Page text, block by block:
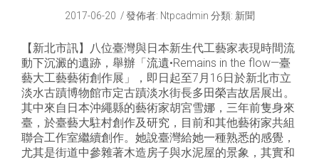
2017-06-20 發佈者: Ntpcadmin 分類: 新聞
【新北市訊】八位臺灣與日本新生代工藝家表現時間流
動下沉澱的遺跡，舉辦「流遺•Remains in the flow—臺
藝大工藝藝術創作展」，即日起至7月16日於新北市立
淡水古蹟博物館市定古蹟淡水街長多田榮吉故居展出。
其中來自日本沖繩縣的藝術家胡宮雪娜，三年前隻身來
臺，於臺藝大駐村創作及研究，目前和其他藝術家共組
聯合工作室繼續創作。她說臺灣給她一種熟悉的感覺，
尤其是街道中參雜著木造房子與水泥屋的景象，其實和